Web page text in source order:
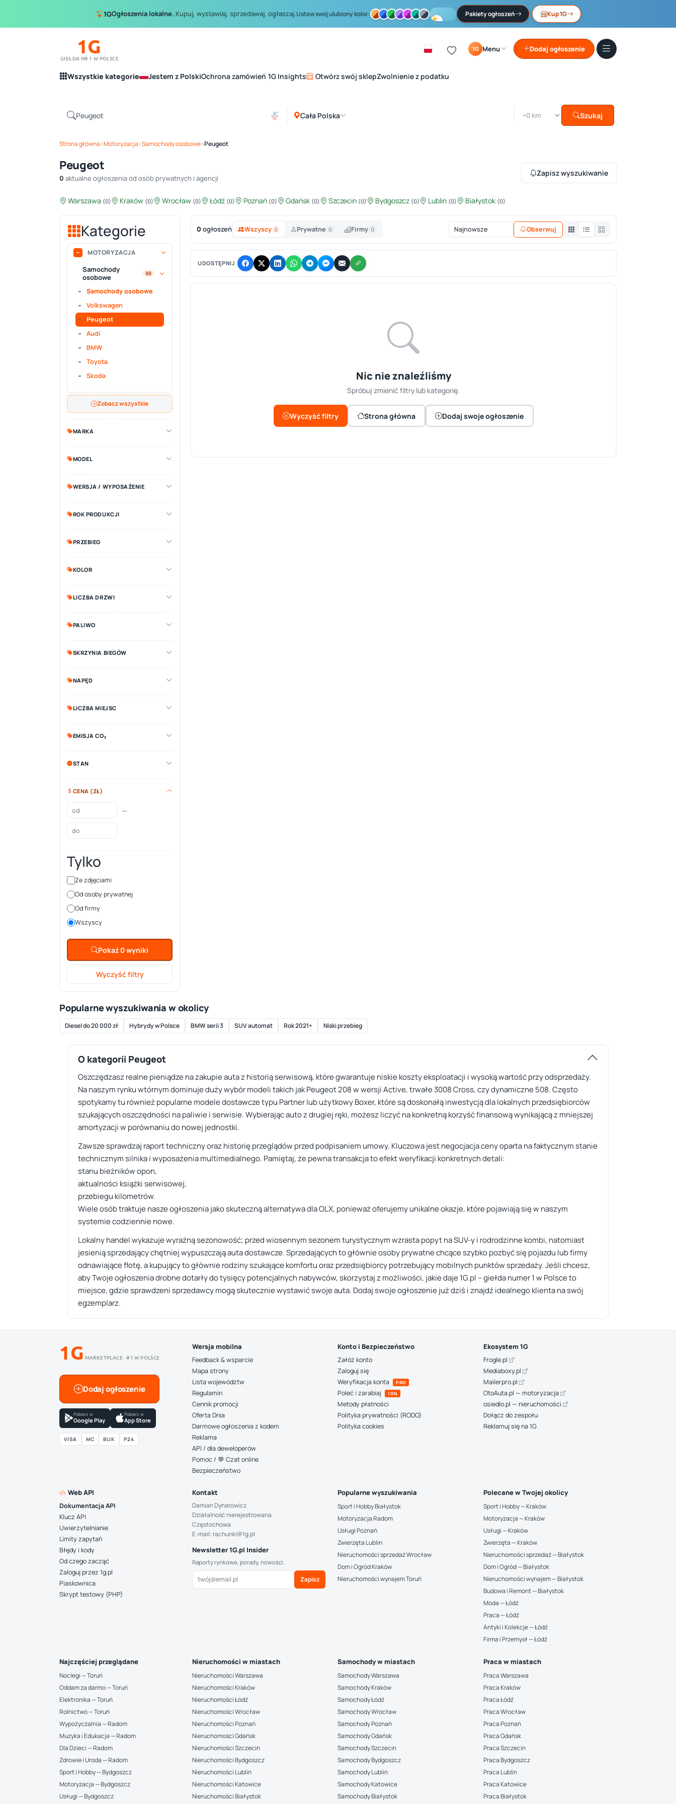
1GOgłoszenia lokalne. Kupuj, wystawiaj, sprzedawaj, ogłaszaj.Ustaw swój ulubiony kolor: Pakiety ogłoszeń Kup 1G
1G
GIEŁDA NR 1 W POLSCE
1G Menu Dodaj ogłoszenie
Wszystkie kategorie Jestem z PolskiOchrona zamówień 1G Insights Otwórz swój sklepZwolnienie z podatku
Cała Polska Szukaj
Strona główna›Motoryzacja›Samochody osobowe›Peugeot
Peugeot
0 aktualne ogłoszenia od osób prywatnych i agencji
Zapisz wyszukiwanie
Warszawa (0) Kraków (0) Wrocław (0) Łódź (0) Poznań (0) Gdańsk (0) Szczecin (0) Bydgoszcz (0) Lublin (0) Białystok (0)
Kategorie
MOTORYZACJA
Samochody
osobowe
88
Samochody osobowe
Volkswagen
Peugeot
Audi
BMW
Toyota
Skoda
Zobacz wszystkie
MARKA
MODEL
WERSJA / WYPOSAŻENIE
ROK PRODUKCJI
PRZEBIEG
KOLOR
LICZBA DRZWI
PALIWO
SKRZYNIA BIEGÓW
NAPĘD
LICZBA MIEJSC
EMISJA CO₂
STAN
CENA (ZŁ)
—
Tylko
Ze zdjęciami
Od osoby prywatnej
Od firmy
Wszyscy
Pokaż 0 wyniki
Wyczyść filtry
0 ogłoszeń Wszyscy 0 Prywatne 0 Firmy 0 Obserwuj
UDOSTĘPNIJ
Nic nie znaleźliśmy
Spróbuj zmienić filtry lub kategorię.
Wyczyść filtry Strona główna Dodaj swoje ogłoszenie
Popularne wyszukiwania w okolicy
Diesel do 20 000 zł Hybrydy w Polsce BMW serii 3 SUV automat Rok 2021+ Niski przebieg
O kategorii Peugeot
Oszczędzasz realne pieniądze na zakupie auta z historią serwisową, które gwarantuje niskie koszty eksploatacji i wysoką wartość przy odsprzedaży.
Na naszym rynku wtórnym dominuje duży wybór modeli takich jak Peugeot 208 w wersji Active, trwałe 3008 Cross, czy dynamiczne 508. Często
spotykamy tu również popularne modele dostawcze typu Partner lub użytkowy Boxer, które są doskonałą inwestycją dla lokalnych przedsiębiorców
szukających oszczędności na paliwie i serwisie. Wybierając auto z drugiej ręki, możesz liczyć na konkretną korzyść finansową wynikającą z mniejszej
amortyzacji w porównaniu do nowej jednostki.
Zawsze sprawdzaj raport techniczny oraz historię przeglądów przed podpisaniem umowy. Kluczowa jest negocjacja ceny oparta na faktycznym stanie
technicznym silnika i wyposażenia multimedialnego. Pamiętaj, że pewna transakcja to efekt weryfikacji konkretnych detali:
stanu bieżników opon,
aktualności książki serwisowej,
przebiegu kilometrów.
Wiele osób traktuje nasze ogłoszenia jako skuteczną alternatywa dla OLX, ponieważ oferujemy unikalne okazje, które pojawiają się w naszym
systemie codziennie nowe.
Lokalny handel wykazuje wyraźną sezonowość; przed wiosennym sezonem turystycznym wzrasta popyt na SUV-y i rodrodzinne kombi, natomiast
jesienią sprzedający chętniej wypuszczają auta dostawcze. Sprzedających to głównie osoby prywatne chcące szybko pozbyć się pojazdu lub firmy
odnawiające flotę, a kupujący to głównie rodziny szukające komfortu oraz przedsiębiorcy potrzebujący mobilnych punktów sprzedaży. Jeśli chcesz,
aby Twoje ogłoszenia drobne dotarły do tysięcy potencjalnych nabywców, skorzystaj z możliwości, jakie daje 1G.pl – giełda numer 1 w Polsce to
miejsce, gdzie sprawdzeni sprzedawcy mogą skutecznie wystawić swoje auta. Dodaj swoje ogłoszenie już dziś i znajdź idealnego klienta na swój
egzemplarz.
1G MARKETPLACE · #1 W POLSCE
Dodaj ogłoszenie
Pobierz w
Google Play
Pobierz w
App Store
VISA MC BLIK P24
Wersja mobilna
Feedback & wsparcie
Mapa strony
Lista województw
Regulamin
Cennik promocji
Oferta Dnia
Darmowe ogłoszenia z kodem
Reklama
API / dla deweloperów
Pomoc / 💬 Czat online
Bezpieczeństwo
Konto i Bezpieczeństwo
Załóż konto
Zaloguj się
Weryfikacja konta
PRO
Poleć i zarabiaj 10%
Metody płatności
Polityka prywatności (RODO)
Polityka cookies
Ekosystem 1G
Frogle.pl
Mediaboxy.pl
Mailerpro.pl
OtoAuta.pl — motoryzacja
osiedlo.pl — nieruchomości
Dołącz do zespołu
Reklamuj się na 1G
Web API
Dokumentacja API
Klucz API
Uwierzytelnianie
Limity zapytań
Błędy i kody
Od czego zacząć
Zaloguj przez 1g.pl
Piaskownica
Skrypt testowy (PHP)
Kontakt
Damian Dynarowicz
Działalność nierejestrowana
Częstochowa
E-mail: rachunki@1g.pl
Newsletter 1G.pl Insider
Raporty rynkowe, porady, nowości.
Zapisz
Popularne wyszukiwania
Sport i Hobby Białystok
Motoryzacja Radom
Usługi Poznań
Zwierzęta Lublin
Nieruchomości sprzedaż Wrocław
Dom i Ogród Kraków
Nieruchomości wynajem Toruń
Polecane w Twojej okolicy
Sport i Hobby — Kraków
Motoryzacja — Kraków
Usługi — Kraków
Zwierzęta — Kraków
Nieruchomości sprzedaż — Białystok
Dom i Ogród — Białystok
Nieruchomości wynajem — Białystok
Budowa i Remont — Białystok
Moda — Łódź
Praca — Łódź
Antyki i Kolekcje — Łódź
Firma i Przemysł — Łódź
Najczęściej przeglądane
Noclegi — Toruń
Oddam za darmo — Toruń
Elektronika — Toruń
Rolnictwo — Toruń
Wypożyczalnia — Radom
Muzyka i Edukacja — Radom
Dla Dzieci — Radom
Zdrowie i Uroda — Radom
Sport i Hobby — Bydgoszcz
Motoryzacja — Bydgoszcz
Usługi — Bydgoszcz
Nieruchomości w miastach
Nieruchomości Warszawa
Nieruchomości Kraków
Nieruchomości Łódź
Nieruchomości Wrocław
Nieruchomości Poznań
Nieruchomości Gdańsk
Nieruchomości Szczecin
Nieruchomości Bydgoszcz
Nieruchomości Lublin
Nieruchomości Katowice
Nieruchomości Białystok
Samochody w miastach
Samochody Warszawa
Samochody Kraków
Samochody Łódź
Samochody Wrocław
Samochody Poznań
Samochody Gdańsk
Samochody Szczecin
Samochody Bydgoszcz
Samochody Lublin
Samochody Katowice
Samochody Białystok
Praca w miastach
Praca Warszawa
Praca Kraków
Praca Łódź
Praca Wrocław
Praca Poznań
Praca Gdańsk
Praca Szczecin
Praca Bydgoszcz
Praca Lublin
Praca Katowice
Praca Białystok